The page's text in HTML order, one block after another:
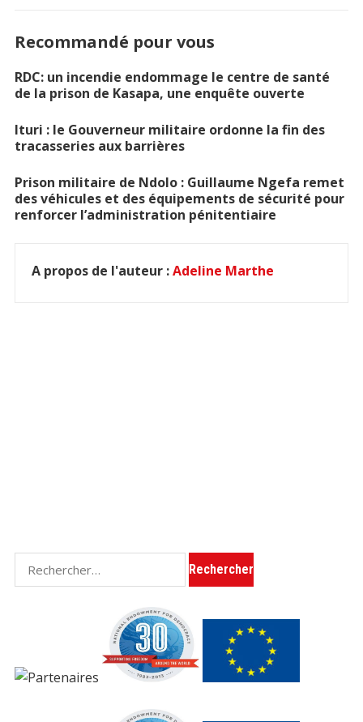
Recommandé pour vous
RDC: un incendie endommage le centre de santé
de la prison de Kasapa, une enquête ouverte
Ituri : le Gouverneur militaire ordonne la fin des
tracasseries aux barrières
Prison militaire de Ndolo : Guillaume Ngefa remet
des véhicules et des équipements de sécurité pour
renforcer l’administration pénitentiaire
A propos de l'auteur :Adeline Marthe
Rechercher :